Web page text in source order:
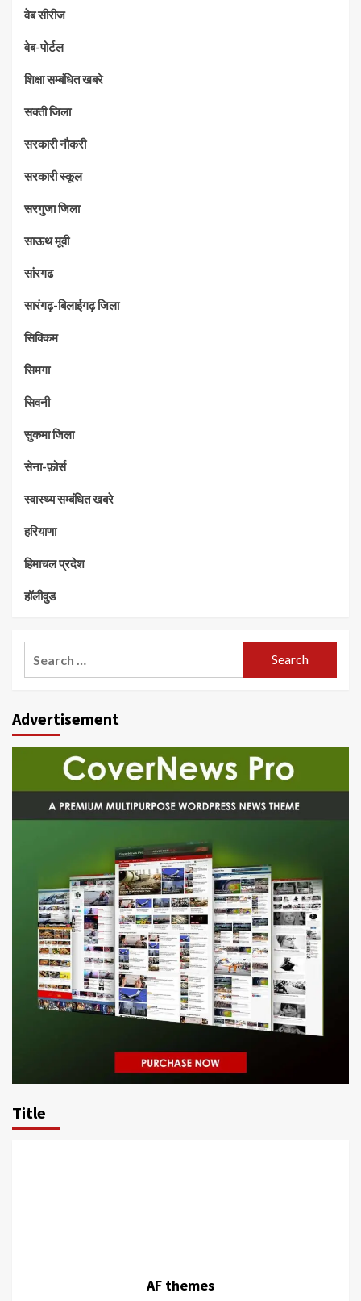
वेब सीरीज
वेब-पोर्टल
शिक्षा सम्बंधित खबरे
सक्ती जिला
सरकारी नौकरी
सरकारी स्कूल
सरगुजा जिला
साऊथ मूवी
सांरगढ
सारंगढ़-बिलाईगढ़ जिला
सिक्किम
सिमगा
सिवनी
सुकमा जिला
सेना-फ़ोर्स
स्वास्थ्य सम्बंधित खबरे
हरियाणा
हिमाचल प्रदेश
हॉलीवुड
Advertisement
Title
AF themes